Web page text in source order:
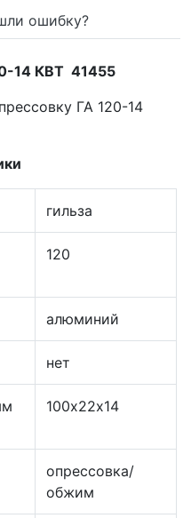
ошибку?
14 КВТ 41455
ГА 120-14
гильза
120
алюминий
нет
100х22х14
опрессовка/
обжим